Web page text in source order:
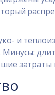
и
затраты